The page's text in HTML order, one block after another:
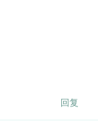
回复